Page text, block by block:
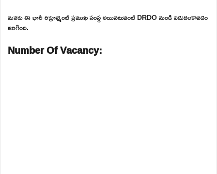
మనకు ఈ భారీ రిక్రూట్మెంట్ ప్రముఖ సంస్థ అయినటువంటి DRDO నుండి విడుదలకావడం
జరిగింది.
Number Of Vacancy: